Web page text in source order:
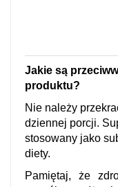
Jakie są
produktu?
Nie należy
dziennej porcji.
stosowany jako
diety.
Pamiętaj, że